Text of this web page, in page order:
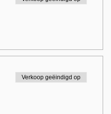
Verkoop geëindigd op